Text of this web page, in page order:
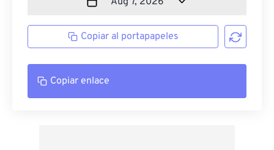
Copiar al portapapeles
Copiar enlace